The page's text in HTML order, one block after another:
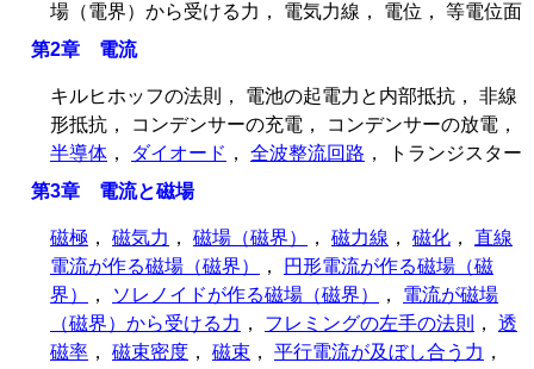
場（電界）から受ける力， 電気力線， 電位， 等電位面
第2章 電流
キルヒホッフの法則， 電池の起電力と内部抵抗， 非線
形抵抗， コンデンサーの充電， コンデンサーの放電，
半導体 ， ダイオード ， 全波整流回路 ， トランジスター
第3章 電流と磁場
磁極 ， 磁気力 ， 磁場（磁界） ， 磁力線 ， 磁化 ， 直線
電流が作る磁場（磁界）
，
円形電流が作る磁場（磁
界）
， ソレノイドが作る磁場（磁界） ， 電流が磁場
（磁界）から受ける力 ， フレミングの左手の法則 ， 透
磁率 ， 磁束密度 ， 磁束 ， 平行電流が及ぼし合う力 ，